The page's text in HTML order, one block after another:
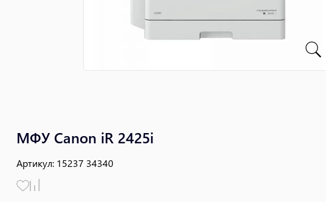
МФУ Canon iR 2425i
Артикул: 15237 34340